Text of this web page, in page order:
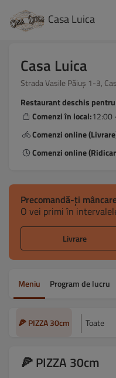
Casa Luica
Casa Luica
Strada Vasile Păiuș 1-3,
Restaurant deschis pentru
Comenzi în local:12:00
Comenzi online
Comenzi online
Precomandă-ți
O vei primi în
Livrare
Meniu Program de lucru
🍕 PIZZA 30cm Toate
🍕 PIZZA 30cm